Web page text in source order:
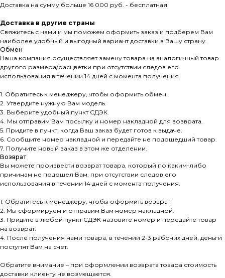
Доставка на сумму больше 16 000 руб. - бесплатная.
Доставка в другие страны
Свяжитесь с нами и мы поможем оформить заказ и подберем Вам
наиболее удобный и выгодный вариант доставки в Вашу страну.
Обмен
Наша компания осуществляет замену товара на аналогичный товар
другого размера/расцветки при отсутствии следов его
использования в течении 14 дней с момента получения.
1. Обратитесь к менеджеру, чтобы оформить обмен.
2. Утвердите нужную Вам модель.
3. Выберите удобный пункт СДЭК.
4. Мы отправим Вам посылку и номер накладной для возврата.
5. Придите в пункт, когда Ваш заказ будет готов к выдаче.
6. Сообщите номер накладной и передайте не подошедший товар.
7. Получите новый заказ в этом же отделении.
Возврат
Вы можете произвести возврат товара, который по каким-либо
причинам не подошел Вам, при отсутствии следов его
использования в течении 14 дней с момента получения.
1. Обратитесь к менеджеру, чтобы оформить возврат.
2. Мы сформируем и отправим Вам номер накладной.
3. Придите в любой пункт СДЭК назовите номер и передайте товар
на возврат.
4. После получения нами товара, в течении 2-3 рабочих дней, деньги
поступят Вам на счет.
Обратите внимание – при оформлении возврата товара стоимость
доставки клиенту не возмещается.